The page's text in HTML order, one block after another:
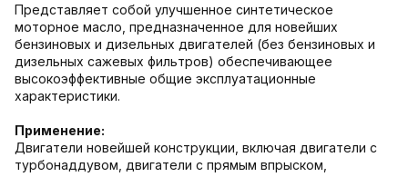
Представляет собой улучшенное синтетическое
моторное масло, предназначенное для новейших
бензиновых и дизельных двигателей (без бензиновых и
дизельных сажевых фильтров) обеспечивающее
высокоэффективные общие эксплуатационные
характеристики.
Применение:
Двигатели новейшей конструкции, включая двигатели с
турбонаддувом, двигатели с прямым впрыском,